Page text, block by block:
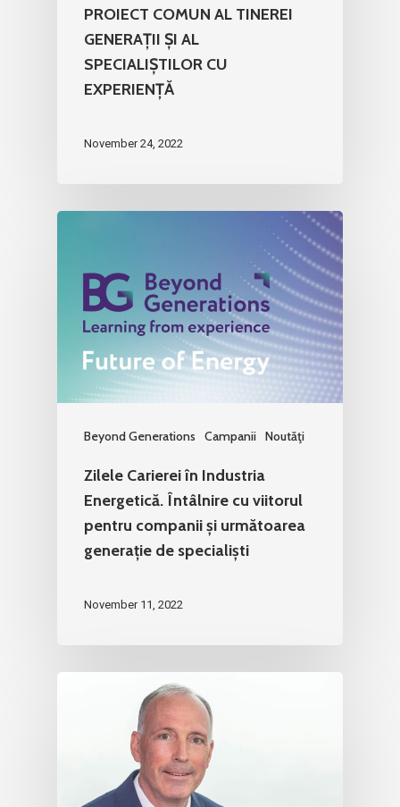
PROIECT COMUN AL TINEREI
GENERAȚII ȘI AL
SPECIALIȘTILOR CU
EXPERIENȚĂ
November 24, 2022
Beyond Generations Campanii Noutăţi
Zilele Carierei în Industria
Energetică. Întâlnire cu viitorul
pentru companii și următoarea
generație de specialiști
November 11, 2022